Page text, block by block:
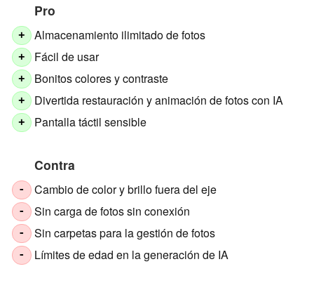
Pro
+ Almacenamiento ilimitado de fotos
+ Fácil de usar
+ Bonitos colores y contraste
+ Divertida restauración y animación de fotos con IA
+ Pantalla táctil sensible
Contra
- Cambio de color y brillo fuera del eje
- Sin carga de fotos sin conexión
- Sin carpetas para la gestión de fotos
- Límites de edad en la generación de IA